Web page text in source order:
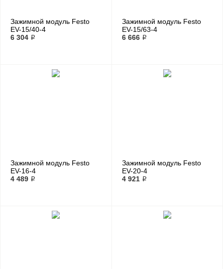
Зажимной модуль Festo
EV-15/40-4
6 304 ₽
Зажимной модуль Festo
EV-15/63-4
6 666 ₽
Зажимной модуль Festo
EV-16-4
4 489 ₽
Зажимной модуль Festo
EV-20-4
4 921 ₽